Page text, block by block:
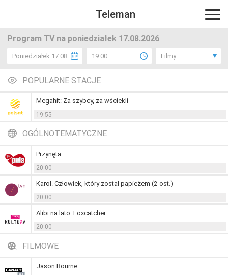
Teleman
Program TV na poniedziałek 17.08.2026
Poniedziałek 17.08 19:00 Filmy
POPULARNE STACJE
Megahit: Za szybcy, za wściekli
19:55
OGÓLNOTEMATYCZNE
Przynęta
20:00
Karol. Człowiek, który został papieżem (2-ost.)
20:00
Alibi na lato: Foxcatcher
20:00
FILMOWE
Jason Bourne